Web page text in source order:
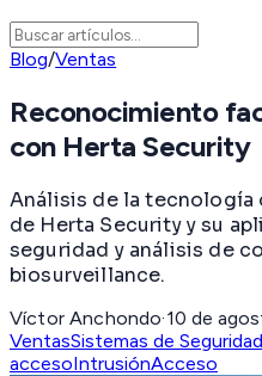
Blog/Ventas
Reconocimiento
con Herta Security
Análisis de la
de Herta Security y su
seguridad y análisis de
biosurveillance.
Víctor Anchondo·10 de
VentasSistemas de Seguridad
accesoIntrusiónAcceso